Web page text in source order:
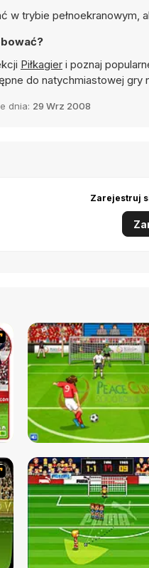
w trybie pełnoekranowym,
Piłkagier i poznaj
do natychmiastowej gry
dnia: 29 Wrz 2008
Zarejestruj